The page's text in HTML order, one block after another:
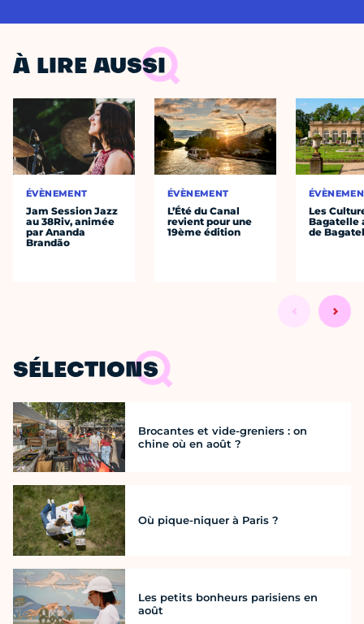
À LIRE AUSSI
ÉVÈNEMENT
Jam Session Jazz
au 38Riv, animée
par Ananda
Brandão
ÉVÈNEMENT
L’Été du Canal
revient pour une
19ème édition
Les
Bagatelle
de
SÉLECTIONS
Brocantes et vide-greniers : on
chine où en août ?
Où pique-niquer à Paris ?
Les petits bonheurs parisiens en
août